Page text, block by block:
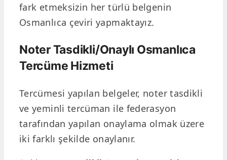
fark etmeksizin her türlü belgenin
Osmanlıca çeviri yapmaktayız.
Noter Tasdikli/Onaylı Osmanlıca
Tercüme Hizmeti
Tercümesi yapılan belgeler, noter tasdikli
ve yeminli tercüman ile federasyon
tarafından yapılan onaylama olmak üzere
iki farklı şekilde onaylanır.